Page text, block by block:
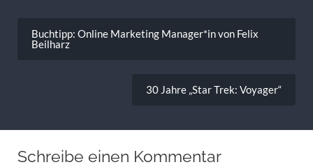
Buchtipp: Online Marketing Manager*in von Felix
Beilharz
30 Jahre „Star Trek: Voyager“
Schreibe einen Kommentar